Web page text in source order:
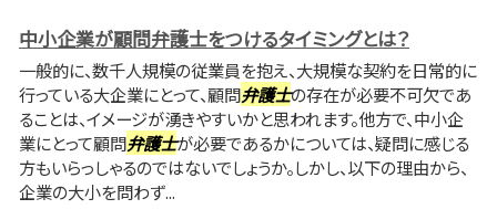
中小企業が顧問弁護士をつけるタイミングとは？
一般的に、数千人規模の従業員を抱え、大規模な契約を日常的に
行っている大企業にとって、顧問弁護士の存在が必要不可欠であ
ることは、イメージが湧きやすいかと思われます。他方で、中小企
業にとって顧問弁護士が必要であるかについては、疑問に感じる
方もいらっしゃるのではないでしょうか。しかし、以下の理由から、
企業の大小を問わず...